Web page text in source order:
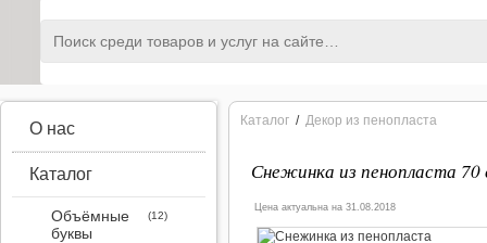
О нас
Каталог
Объёмные
буквы
Каталог / Декор из пенопласта
Снежинка из пенопласта
Цена актуальна на 31.08.2018